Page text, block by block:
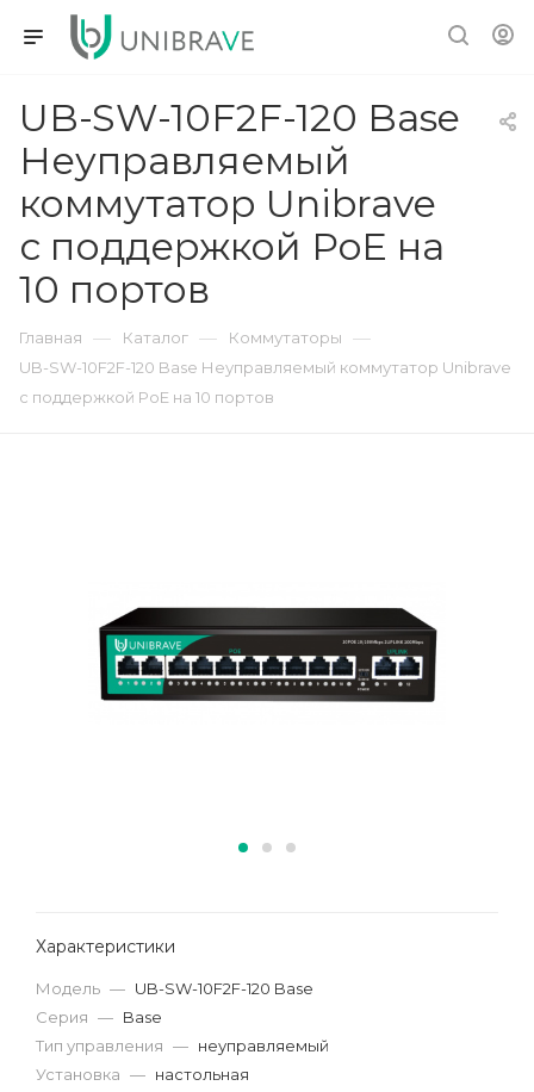
UB-SW-10F2F-120 Base
Неуправляемый
коммутатор Unibrave
с поддержкой PoE на
10 портов
Главная — Каталог — Коммутаторы —
UB-SW-10F2F-120 Base Неуправляемый коммутатор Unibrave
с поддержкой PoE на 10 портов
Характеристики
Модель — UB-SW-10F2F-120 Base
Серия — Base
Тип управления — неуправляемый
Установка — настольная